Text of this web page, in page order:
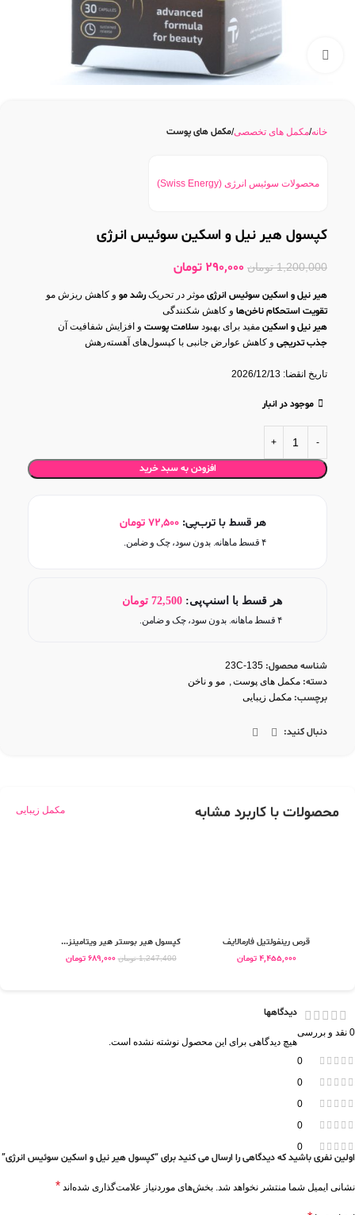
بزرگنمایی تصویر
خانه مکمل های تخصصی مکمل های پوست
محصولات سوئیس انرژی (Swiss Energy)
کپسول هیر نیل و اسکین سوئیس انرژی
1,200,000 تومان 290,000 تومان
هیر نیل و اسکین سوئیس انرژی موثر در تحریک رشد مو و کاهش ریزش مو
تقویت استحکام ناخن‌ها و کاهش شکنندگی
هیر نیل و اسکین مفید برای بهبود سلامت پوست و افزایش شفافیت آن
جذب تدریجی و کاهش عوارض جانبی با کپسول‌های آهسته‌رهش
تاریخ انقضا: 2026/12/13
موجود در انبار
افزودن به سبد خرید
هر قسط با ترب‌پی: 72,500 تومان
۴ قسط ماهانه. بدون سود، چک و ضامن.
هر قسط با اسنپ‌پی: 72,500 تومان
۴ قسط ماهانه. بدون سود، چک و ضامن.
شناسه محصول: 23C-135
دسته: مکمل های پوست, مو و ناخن
برچسب: مکمل زیبایی
دنبال کنید:
محصولات با کاربرد مشابه مکمل زیبایی
قرص رینفولتیل فارمالایف
4,455,000 تومان
کپسول هیر بوستر هیر ویتامینز...
1,247,400 تومان 689,000 تومان
0 نقد و بررسی
0
0
0
0
0
دیدگاهها
هیچ دیدگاهی برای این محصول نوشته نشده است.
اولین نفری باشید که دیدگاهی را ارسال می کنید برای “کپسول هیر نیل و اسکین سوئیس انرژی”
نشانی ایمیل شما منتشر نخواهد شد. بخش‌های موردنیاز علامت‌گذاری شده‌اند *